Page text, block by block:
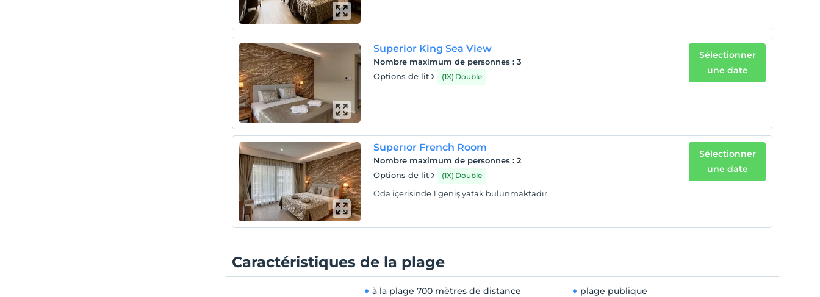
Superior King Sea View
Nombre maximum de personnes :3
Options de lit
(1X) Double
Sélectionner
une date
Superıor French Room
Nombre maximum de personnes :2
Options de lit
(1X) Double
Oda içerisinde 1 geniş yatak bulunmaktadır.
Sélectionner
une date
Caractéristiques de la plage
à la plage 700 mètres de distance plage publique